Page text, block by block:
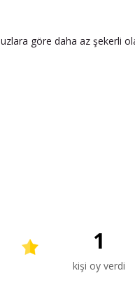
göre daha az şekerli
1
kişi oy verdi